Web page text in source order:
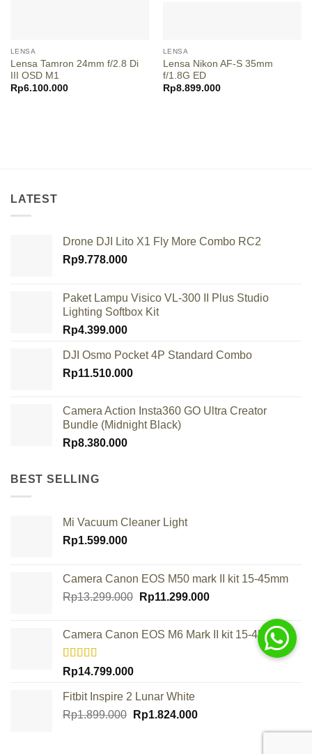
LENSA
Lensa Tamron 24mm f/2.8 Di
III OSD M1
Rp6.100.000
LENSA
Lensa Nikon AF-S 35mm
f/1.8G ED
Rp8.899.000
LATEST
Drone DJI Lito X1 Fly More Combo RC2
Rp9.778.000
Paket Lampu Visico VL-300 II Plus Studio
Lighting Softbox Kit
Rp4.399.000
DJI Osmo Pocket 4P Standard Combo
Rp11.510.000
Camera Action Insta360 GO Ultra Creator
Bundle (Midnight Black)
Rp8.380.000
BEST SELLING
Mi Vacuum Cleaner Light
Rp1.599.000
Camera Canon EOS M50 mark II kit 15-45mm
Rp13.299.000 Original
Rp13.299.000.
Rp11.299.000Current
Rp11.299.000.
Camera Canon EOS M6 Mark II kit 15-45mm
Rated
4.00
of 5
Rp14.799.000
Fitbit Inspire 2 Lunar White
Rp1.899.000 Original
Rp1.824.000Current